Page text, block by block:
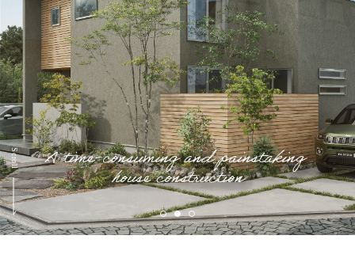
分譲モデルハウス
おすすめ分譲地
手間ひまかけた家づくり
KATSUMIの標準仕様 和暮-なごみ-
素材とデザイン